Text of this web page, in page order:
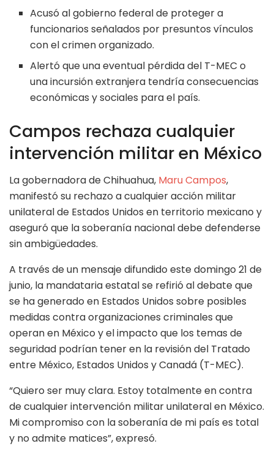
Acusó al gobierno federal de proteger a
funcionarios señalados por presuntos vínculos
con el crimen organizado.
Alertó que una eventual pérdida del T-MEC o
una incursión extranjera tendría consecuencias
económicas y sociales para el país.
Campos rechaza cualquier
intervención militar en México
La gobernadora de Chihuahua, Maru Campos,
manifestó su rechazo a cualquier acción militar
unilateral de Estados Unidos en territorio mexicano y
aseguró que la soberanía nacional debe defenderse
sin ambigüedades.
A través de un mensaje difundido este domingo 21 de
junio, la mandataria estatal se refirió al debate que
se ha generado en Estados Unidos sobre posibles
medidas contra organizaciones criminales que
operan en México y el impacto que los temas de
seguridad podrían tener en la revisión del Tratado
entre México, Estados Unidos y Canadá (T-MEC).
“Quiero ser muy clara. Estoy totalmente en contra
de cualquier intervención militar unilateral en México.
Mi compromiso con la soberanía de mi país es total
y no admite matices”, expresó.